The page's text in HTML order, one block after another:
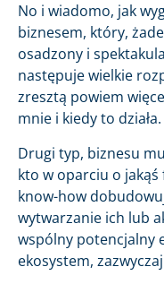
No i wiadomo, jak
biznesem, który,
osadzony i
następuje wielkie
zresztą powiem
mnie i kiedy to działa.
Drugi typ, biznesu
kto w oparciu o
know-how
wytwarzanie ich lub
wspólny potencjalny
ekosystem,